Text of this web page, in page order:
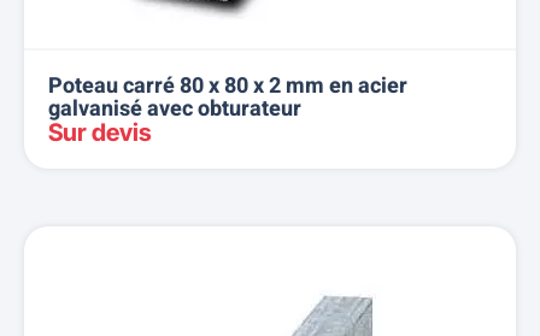
Poteau carré 80 x 80 x 2 mm en acier
galvanisé avec obturateur
Sur devis